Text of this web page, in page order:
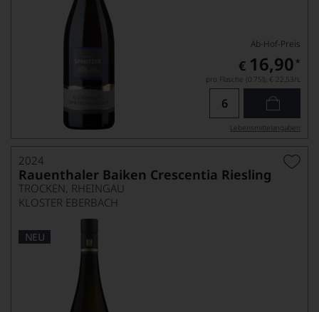
Ab-Hof-Preis
€ 16,90 *
pro Flasche (0.75l), € 22,53/L
Lebensmittel­angaben
2024
Rauenthaler Baiken Crescentia Riesling
TROCKEN, RHEINGAU
KLOSTER EBERBACH
NEU